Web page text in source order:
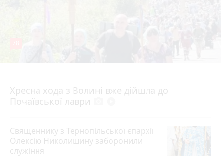
Хресна хода з Волині вже дійшла до
Почаївської лаври
Священнику з Тернопільської єпархії
Олексію Николишину заборонили
служіння